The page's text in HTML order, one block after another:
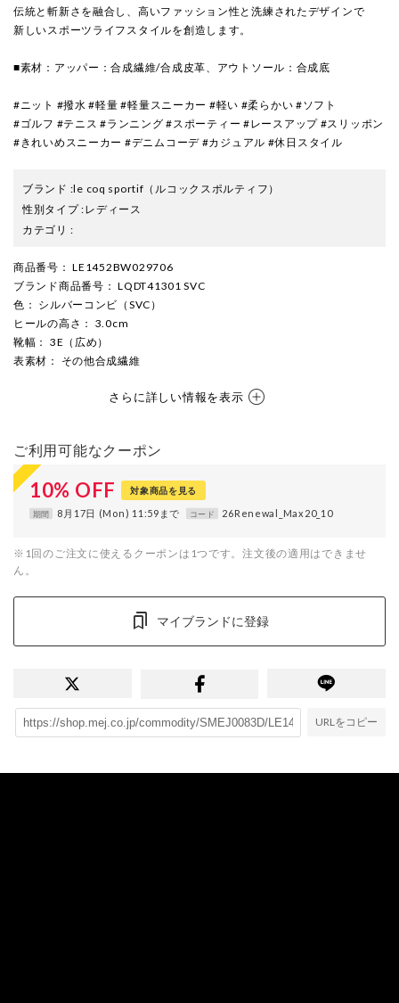
伝統と斬新さを融合し、高いファッション性と洗練されたデザインで
新しいスポーツライフスタイルを創造します。
■素材：アッパー：合成繊維/合成皮革、アウトソール：合成底
#ニット #撥水 #軽量 #軽量スニーカー #軽い #柔らかい #ソフト
#ゴルフ #テニス #ランニング #スポーティー #レースアップ #スリッポン
#きれいめスニーカー #デニムコーデ #カジュアル #休日スタイル
ブランド :le coq sportif （ルコックスポルティフ）
性別タイプ:レディース
カテゴリ :
商品番号 ： LE1452BW029706
ブランド商品番号 ： LQDT41301 SVC
色 ： シルバーコンビ（SVC）
ヒールの高さ ： 3.0cm
靴幅 ： 3E（広め）
表素材 ： その他合成繊維
さらに詳しい情報を表示
ご利用可能なクーポン
10% OFF 対象商品を見る
期間 8月17日 (Mon) 11:59まで コード 26Renewal_Max20_10
※1回のご注文に使えるクーポンは1つです。注文後の適用はできませ
ん。
マイブランドに登録
URLをコピー